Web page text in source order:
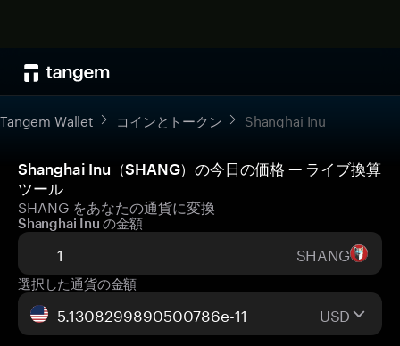
Tangem Wallet コインとトークン Shanghai Inu
Shanghai Inu（SHANG）の今日の価格 — ライブ換算
ツール
SHANG をあなたの通貨に変換
Shanghai Inu の金額
SHANG
選択した通貨の金額
USD